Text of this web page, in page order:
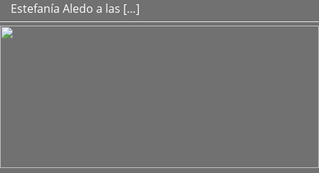
Estefanía Aledo a las […]